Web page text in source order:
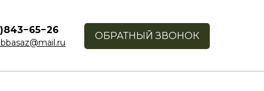
ОБРАТНЫЙ ЗВОНОК